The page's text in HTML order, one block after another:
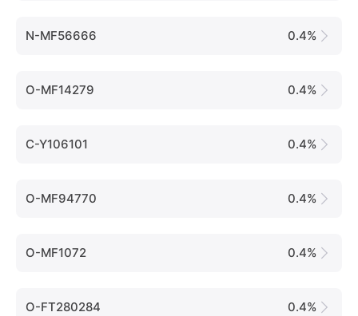
N-MF56666 0.4%
O-MF14279 0.4%
C-Y106101 0.4%
O-MF94770 0.4%
O-MF1072 0.4%
O-FT280284 0.4%